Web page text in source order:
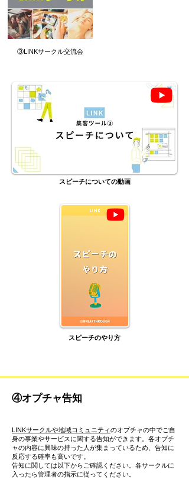
③LINKサークル交流会
スピーチについての動画
​スピーチのやり方
④オプチャ告知
​LINKサークルや地域コミュニティのオプチャの中でご自
身の事業やサービスに関する告知ができます。各オプチ
ャの内容に興味の持った人が集まっているため、告知に
反応する確率も高いです。
告知に関しては以下からご確認ください。各サークルに
入ったら管理者の指示に従ってください。